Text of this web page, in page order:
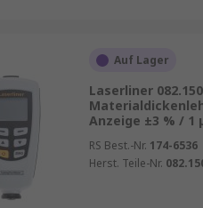
Kriterien
passen. Dünne Folien
entscheidend,
Design erleichtern die
Auf Lager
Laserliner
Anzeige ±3 % / 1
RS Best.-Nr. 174-6536
Herst. Teile-Nr.